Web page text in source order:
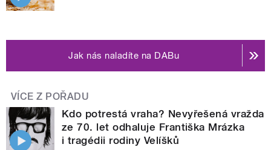
Jak nás naladíte na DABu
VÍCE Z POŘADU
Kdo potrestá vraha? Nevyřešená vražda
ze 70. let odhaluje Františka Mrázka
i tragédii rodiny Velíšků